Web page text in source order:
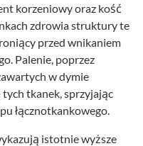
korzeniowy oraz kość
zdrowia struktury te
przed wnikaniem
Palenie, poprzez
w dymie
tkanek, sprzyjając
łącznotkankowego.
istotnie wyższe